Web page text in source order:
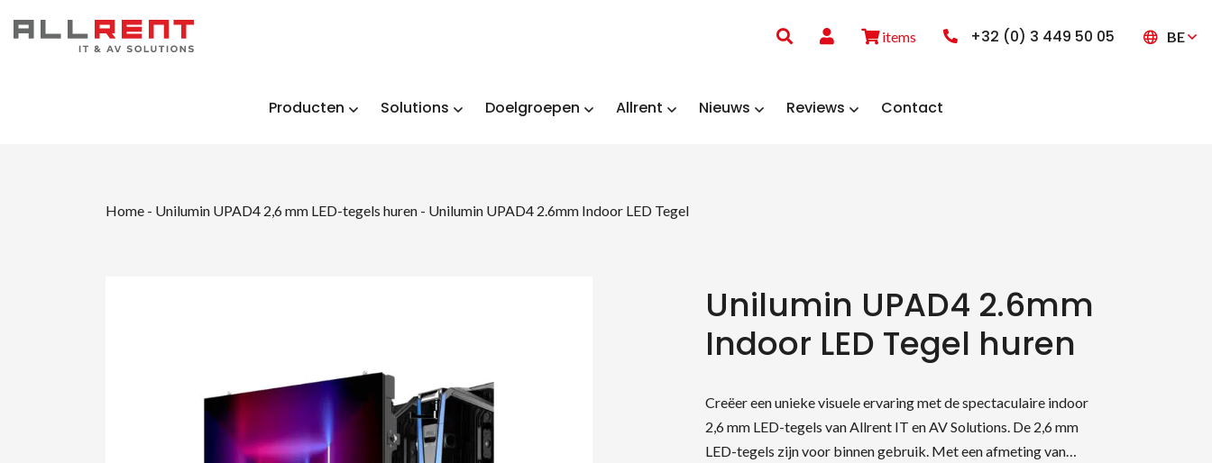
items +32 (0) 3 449 50 05 BE
Producten Solutions Doelgroepen Allrent Nieuws Reviews Contact
Home - Unilumin UPAD4 2,6 mm LED-tegels huren - Unilumin UPAD4 2.6mm Indoor LED Tegel
Unilumin UPAD4 2.6mm
Indoor LED Tegel huren
Creëer een unieke visuele ervaring met de spectaculaire indoor
2,6 mm LED-tegels van Allrent IT en AV Solutions. De 2,6 mm
LED-tegels zijn voor binnen gebruik. Met een afmeting van…